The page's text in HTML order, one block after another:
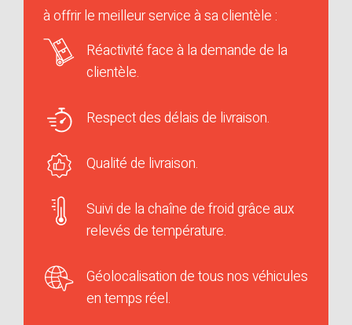
à offrir le meilleur service à sa clientèle :
Réactivité face à la demande de la
clientèle.
Respect des délais de livraison.
Qualité de livraison.
Suivi de la chaîne de froid grâce aux
relevés de température.
Géolocalisation de tous nos véhicules
en temps réel.